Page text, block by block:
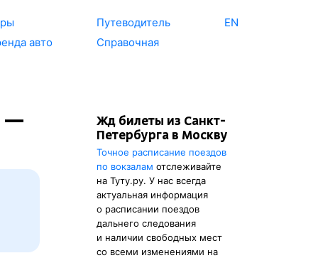
авто
Путеводитель
Справочная
EN
—
Жд билеты из Санкт-
Петербурга в Москву
Точное расписание поездов
по вокзалам отслеживайте
на Туту.ру. У нас всегда
актуальная информация
о расписании поездов
дальнего следования
и наличии свободных мест
со всеми изменениями на